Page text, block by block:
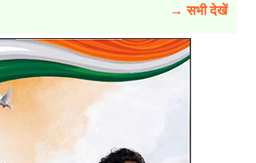
→ सभी देखें